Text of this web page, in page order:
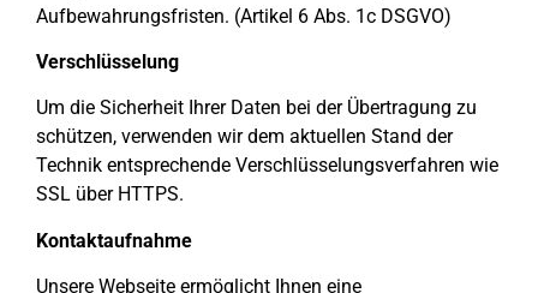
Aufbewahrungsfristen. (Artikel 6 Abs. 1c DSGVO)
Verschlüsselung
Um die Sicherheit Ihrer Daten bei der Übertragung zu
schützen, verwenden wir dem aktuellen Stand der
Technik entsprechende Verschlüsselungsverfahren wie
SSL über HTTPS.
Kontaktaufnahme
Unsere Webseite ermöglicht Ihnen eine